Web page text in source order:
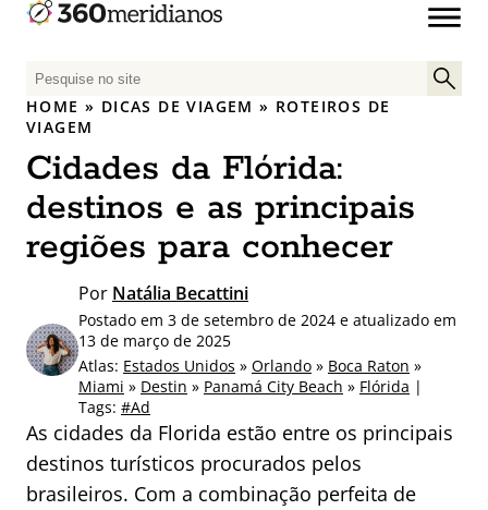
P
e
s
q
u
i
a
o
r
HOME » DICAS DE VIAGEM » ROTEIROS DE
VIAGEM
Cidades da Flórida:
destinos e as principais
regiões para conhecer
Por Natália Becattini
Postado em 3 de setembro de 2024 e atualizado em
13 de março de 2025
Atlas: Estados Unidos » Orlando » Boca Raton »
Miami » Destin » Panamá City Beach » Flórida |
Tags: #Ad
As cidades da Florida estão entre os principais
destinos turísticos procurados pelos
brasileiros. Com a combinação perfeita de